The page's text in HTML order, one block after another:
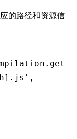
的路径和资源信
,